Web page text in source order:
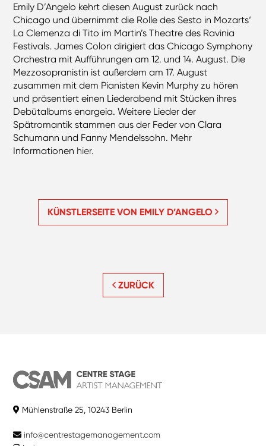
Emily D’Angelo kehrt diesen August zurück nach
Chicago und übernimmt die Rolle des Sesto in Mozarts‘
La Clemenza di Tito im Martin’s Theatre des Ravinia
Festivals. James Colon dirigiert das Chicago Symphony
Orchestra mit Aufführungen am 12. und 14. August. Die
Mezzosopranistin ist außerdem am 17. August
zusammen mit dem Pianisten Kevin Murphy zu hören
und präsentiert einen Liederabend mit Stücken ihres
Debütalbums enargeia. Weitere Lieder der
Spätromantik stammen aus der Feder von Clara
Schumann und Fanny Mendelssohn. Mehr
Informationen hier.
KÜNSTLERSEITE VON EMILY D’ANGELO
ZURÜCK
Mühlenstraße 25, 10243 Berlin
info@centrestagemanagement.com